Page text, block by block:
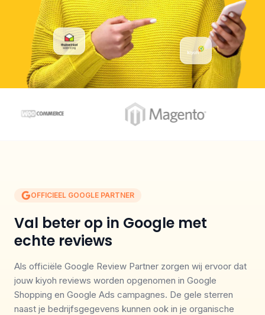
OFFICIEEL GOOGLE PARTNER
Val beter op in Google met
echte reviews
Als officiële Google Review Partner zorgen wij ervoor dat
jouw kiyoh reviews worden opgenomen in Google
Shopping en Google Ads campagnes. De gele sterren
naast je bedrijfsgegevens kunnen ook in je organische